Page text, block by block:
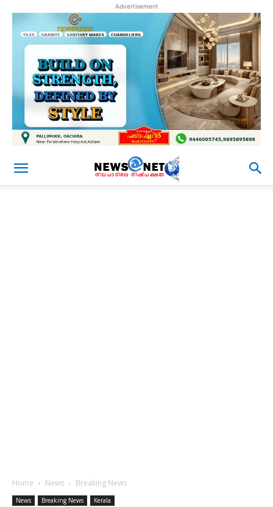
Advertisement
Home News Breaking News
News Breaking News Kerala